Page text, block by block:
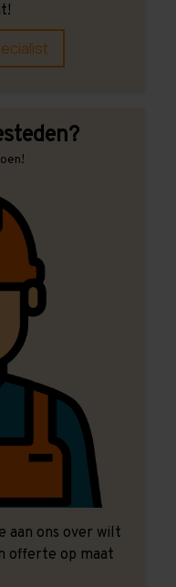
aan ons over wilt
offerte op maat